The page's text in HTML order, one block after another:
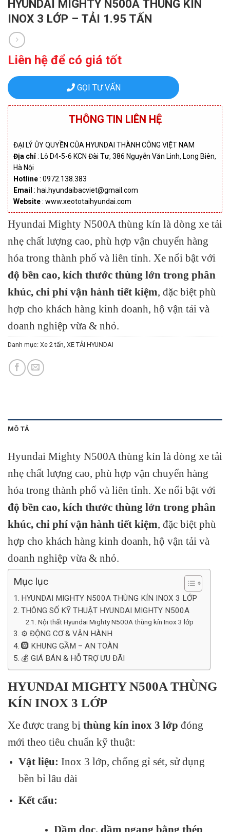
HYUNDAI MIGHTY N500A THÙNG KÍN
INOX 3 LỚP – TẢI 1.95 TẤN
Liên hệ để có giá tốt
GỌI TƯ VẤN
THÔNG TIN LIÊN HỆ
ĐẠI LÝ ỦY QUYỀN CỦA HYUNDAI THÀNH CÔNG VIỆT NAM
Địa chỉ: Lô D4-5-6 KCN Đài Tư, 386 Nguyễn Văn Linh, Long Biên,
Hà Nội
Hotline: 0972.138.383
Email : hai.hyundaibacviet@gmail.com
Website: www.xeototaihyundai.com
Hyundai Mighty N500A thùng kín là dòng xe tải
nhẹ chất lượng cao, phù hợp vận chuyển hàng
hóa trong thành phố và liên tỉnh. Xe nổi bật với
độ bền cao, kích thước thùng lớn trong phân
khúc, chi phí vận hành tiết kiệm, đặc biệt phù
hợp cho khách hàng kinh doanh, hộ vận tải và
doanh nghiệp vừa & nhỏ.
Danh mục: Xe 2 tấn, XE TẢI HYUNDAI
MÔ TẢ
Hyundai Mighty N500A thùng kín là dòng xe tải
nhẹ chất lượng cao, phù hợp vận chuyển hàng
hóa trong thành phố và liên tỉnh. Xe nổi bật với
độ bền cao, kích thước thùng lớn trong phân
khúc, chi phí vận hành tiết kiệm, đặc biệt phù
hợp cho khách hàng kinh doanh, hộ vận tải và
doanh nghiệp vừa & nhỏ.
Mục lục
HYUNDAI MIGHTY N500A THÙNG KÍN INOX 3 LỚP
THÔNG SỐ KỸ THUẬT HYUNDAI MIGHTY N500A
Nội thất Hyundai Mighty N500A thùng kín Inox 3 lớp
⚙️ ĐỘNG CƠ & VẬN HÀNH
🛞 KHUNG GẦM – AN TOÀN
💰 GIÁ BÁN & HỖ TRỢ ƯU ĐÃI
HYUNDAI MIGHTY N500A THÙNG
KÍN INOX 3 LỚP
Xe được trang bị thùng kín inox 3 lớp đóng
mới theo tiêu chuẩn kỹ thuật:
Vật liệu: Inox 3 lớp, chống gỉ sét, sử dụng
bền bỉ lâu dài
Kết cấu:
Dầm dọc, dầm ngang bằng thép